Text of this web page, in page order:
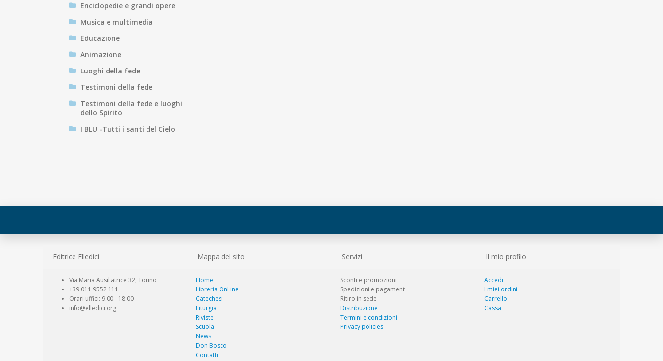
Enciclopedie e grandi opere
Musica e multimedia
Educazione
Animazione
Luoghi della fede
Testimoni della fede
Testimoni della fede e luoghi
dello Spirito
I BLU -Tutti i santi del Cielo
Editrice Elledici Mappa del sito Servizi Il mio profilo
Via Maria Ausiliatrice 32, Torino
+39 011 9552 111
Orari uffici: 9.00 - 18:00
info@elledici.org
Home
Libreria OnLine
Catechesi
Liturgia
Riviste
Scuola
News
Don Bosco
Contatti
Sconti e promozioni
Spedizioni e pagamenti
Ritiro in sede
Distribuzione
Termini e condizioni
Privacy policies
Accedi
I miei ordini
Carrello
Cassa